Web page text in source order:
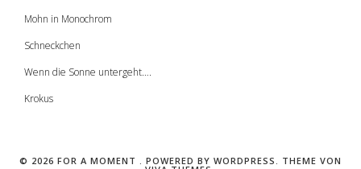
Mohn in Monochrom
Schneckchen
Wenn die Sonne untergeht….
Krokus
© 2026 FOR A MOMENT . POWERED BY WORDPRESS. THEME VON